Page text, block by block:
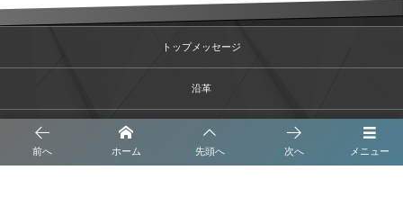
メニュー
前へ ホーム 先頭へ 次へ
トップメッセージ
沿革
事業内容